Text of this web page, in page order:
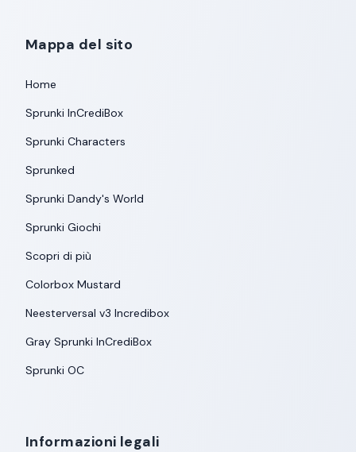
Mappa del sito
Home
Sprunki InCrediBox
Sprunki Characters
Sprunked
Sprunki Dandy's World
Sprunki Giochi
Scopri di più
Colorbox Mustard
Neesterversal v3 Incredibox
Gray Sprunki InCrediBox
Sprunki OC
Informazioni legali